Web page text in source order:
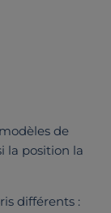
de
la position la
différents :